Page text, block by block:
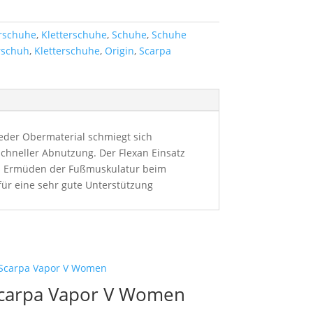
, Kletterschuhe, Schuhe, Schuhe
, Kletterschuhe, Origin, Scarpa
Obermaterial schmiegt sich
Abnutzung. Der Flexan Einsatz
der Fußmuskulatur beim
eine sehr gute Unterstützung
Vapor V Women